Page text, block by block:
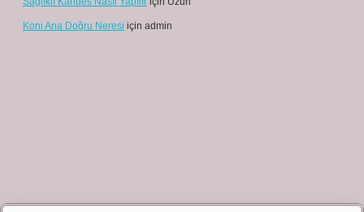
Koni Ana Doğru Neresi için admin